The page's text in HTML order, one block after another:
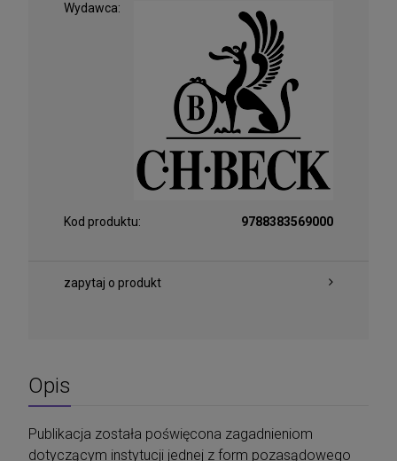
Wydawca:
Kod produktu: 9788383569000
zapytaj o produkt
Opis
Publikacja została poświęcona zagadnieniom
dotyczącym instytucji jednej z form pozasądowego